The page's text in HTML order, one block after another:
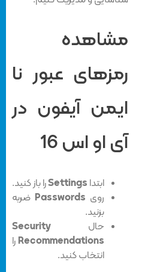
مشاهده
رمزهای عبور نا
ایمن آیفون در
آی او اس 16
ابتدا Settingsرا باز کنید.
روی Passwordsضربه
بزنید.
حال
Security
Recommendationsرا
انتخاب کنید.